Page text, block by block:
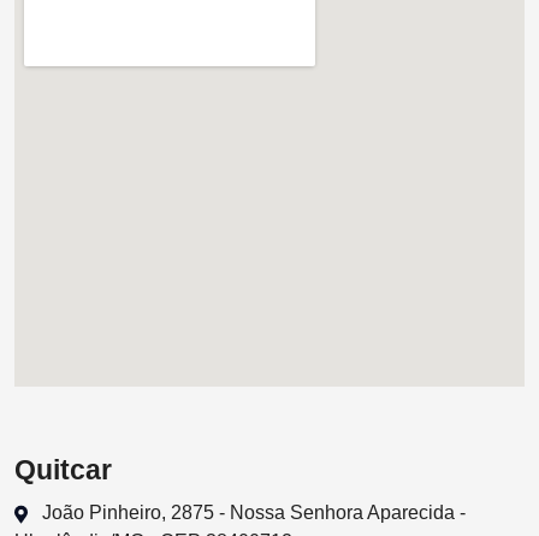
Quitcar
João Pinheiro, 2875 - Nossa Senhora Aparecida -